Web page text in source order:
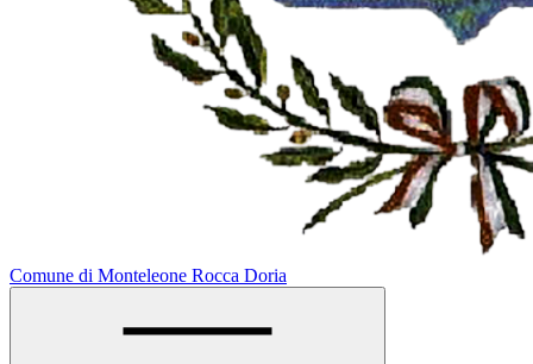
Comune di Monteleone Rocca Doria